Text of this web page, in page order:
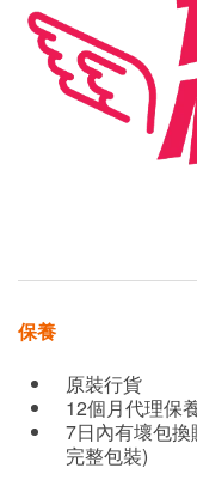
保養
原裝行貨
12個月代理保
7日內有壞包
完整包裝)